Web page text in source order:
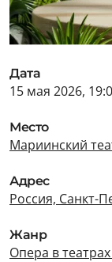
Дата
15 мая 2026,
Место
Мариинский
Адрес
Россия, Санкт-
Жанр
Опера в